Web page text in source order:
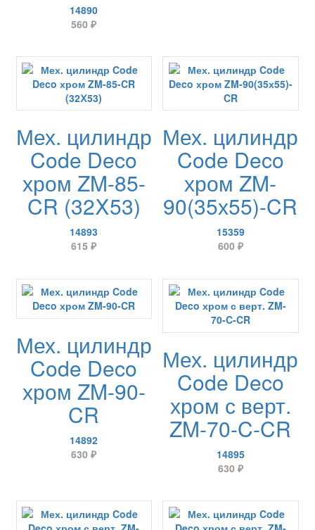
14890
560₽
Мех. цилиндр
Code Deco
хром ZM-85-
CR (32Ⅹ53)
14893
615₽
Мех. цилиндр
Code Deco
хром ZM-
90(35х55)-CR
15359
600 ₽
Мех. цилиндр
Code Deco
хром ZM-90-
CR
14892
630₽
Мех. цилиндр
Code Deco
хром с верт.
ZM-70-C-CR
14895
630 ₽